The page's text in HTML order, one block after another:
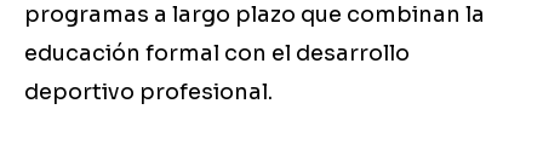
programas a largo plazo que combinan la
educación formal con el desarrollo
deportivo profesional.